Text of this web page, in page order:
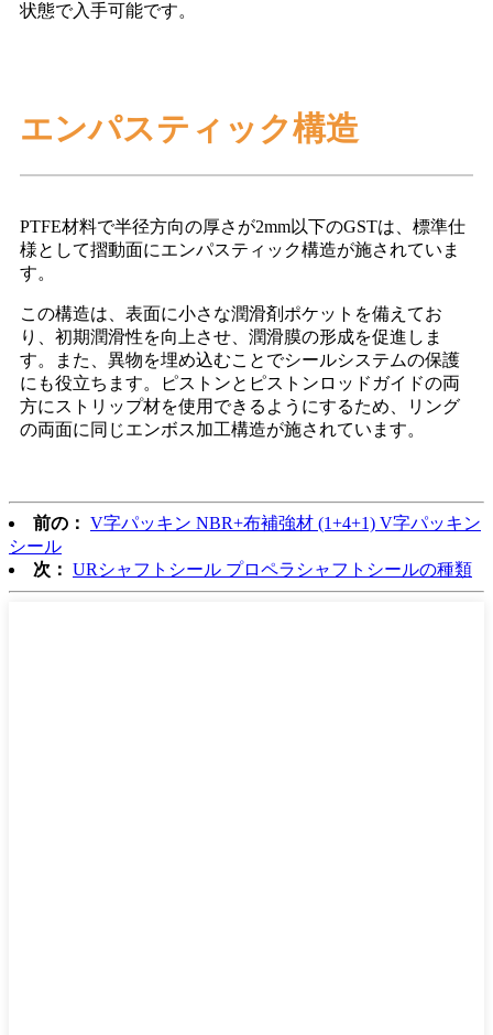
状態で入手可能です。
エンパスティック構造
PTFE材料で半径方向の厚さが2mm以下のGSTは、標準仕
様として摺動面にエンパスティック構造が施されていま
す。
この構造は、表面に小さな潤滑剤ポケットを備えてお
り、初期潤滑性を向上させ、潤滑膜の形成を促進しま
す。また、異物を埋め込むことでシールシステムの保護
にも役立ちます。ピストンとピストンロッドガイドの両
方にストリップ材を使用できるようにするため、リング
の両面に同じエンボス加工構造が施されています。
前の： V字パッキン NBR+布補強材 (1+4+1) V字パッキン
シール
次： URシャフトシール プロペラシャフトシールの種類